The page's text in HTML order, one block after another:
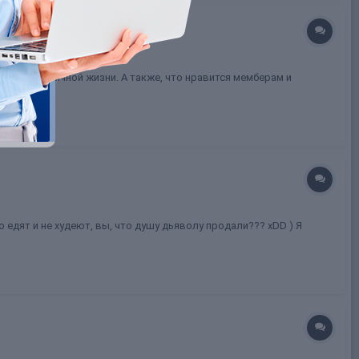
и в обычной жизни. А также, что нравится мемберам и
и не худеют, вы, что душу дьяволу продали??? xDD ) Я